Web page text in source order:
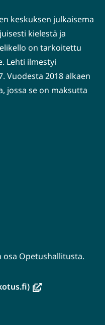
keskuksen julkaisema
kielestä ja
on tarkoitettu
Lehti ilmestyi
Vuodesta 2018 alkaen
jossa se on maksutta
Opetushallitusta.
(avautuu